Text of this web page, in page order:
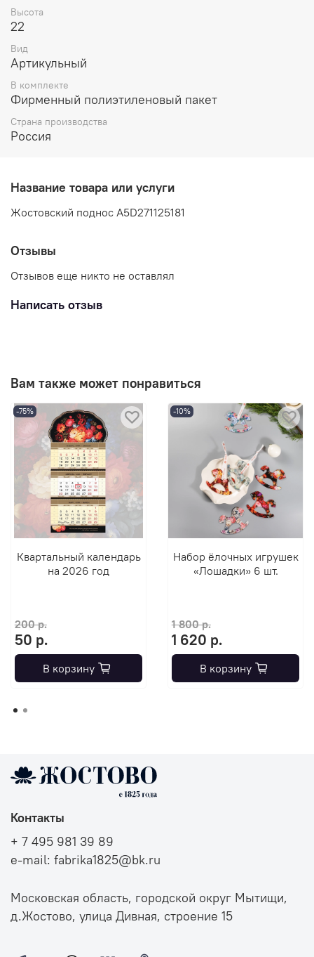
Высота
22
Вид
Артикульный
В комплекте
Фирменный полиэтиленовый пакет
Страна производства
Россия
Название товара или услуги
Жостовский поднос A5D271125181
Отзывы
Отзывов еще никто не оставлял
Написать отзыв
Вам также может понравиться
-75%
Квартальный календарь
на 2026 год
200 р.
50 р.
В корзину
-10%
Набор ёлочных игрушек
«Лошадки» 6 шт.
1 800 р.
1 620 р.
В корзину
Контакты
+ 7 495 981 39 89
e-mail: fabrika1825@bk.ru
Московская область, городской округ Мытищи,
д.Жостово, улица Дивная, строение 15